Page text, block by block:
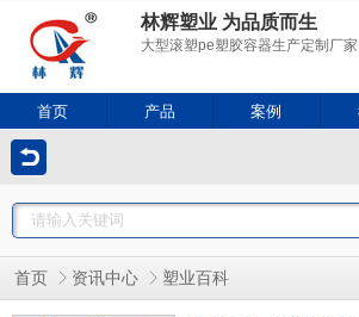
林辉塑业 为品质而生
大型滚塑pe塑胶容器生产定制厂家
首页 产品 案例
首页 资讯中心 塑业百科